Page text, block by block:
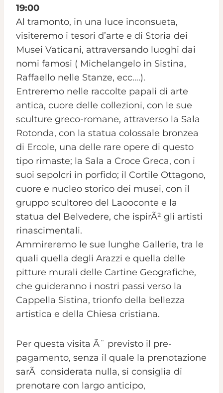
19:00
Al tramonto, in una luce inconsueta,
visiteremo i tesori d’arte e di Storia dei
Musei Vaticani, attraversando luoghi dai
nomi famosi ( Michelangelo in Sistina,
Raffaello nelle Stanze, ecc….).
Entreremo nelle raccolte papali di arte
antica, cuore delle collezioni, con le sue
sculture greco-romane, attraverso la Sala
Rotonda, con la statua colossale bronzea
di Ercole, una delle rare opere di questo
tipo rimaste; la Sala a Croce Greca, con i
suoi sepolcri in porfido; il Cortile Ottagono,
cuore e nucleo storico dei musei, con il
gruppo scultoreo del Laooconte e la
statua del Belvedere, che ispirÃ² gli artisti
rinascimentali.
Ammireremo le sue lunghe Gallerie, tra le
quali quella degli Arazzi e quella delle
pitture murali delle Cartine Geografiche,
che guideranno i nostri passi verso la
Cappella Sistina, trionfo della bellezza
artistica e della Chiesa cristiana.
Per questa visita Ã¨ previsto il pre-
pagamento, senza il quale la prenotazione
sarÃ considerata nulla, si consiglia di
prenotare con largo anticipo,